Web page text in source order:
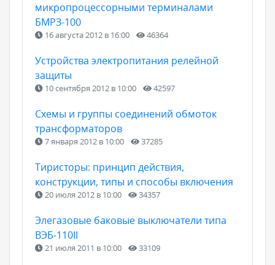
микропроцессорными терминалами
БМРЗ-100
16 августа 2012 в 16:00 46364
Устройства электропитания релейной
защиты
10 сентября 2012 в 10:00 42597
Схемы и группы соединений обмоток
трансформаторов
7 января 2012 в 10:00 37285
Тиристоры: принцип действия,
конструкции, типы и способы включения
20 июля 2012 в 10:00 34357
Элегазовые баковые выключатели типа
ВЭБ-110II
21 июля 2011 в 10:00 33109